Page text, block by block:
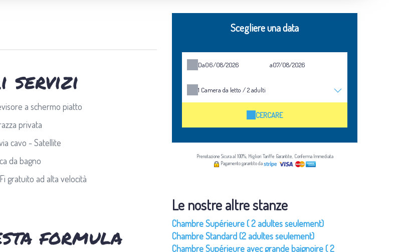
servizi
a schermo piatto
privata
cavo - Satellite
da bagno
gratuito ad alta velocità
formula
Scegliere una data
Da a
1 Camera da letto /2adulti
CERCARE
Prenotazione Sicura al 100%, Migliori Tariffe Garantite, Conferma Immediata
Pagamento garantito da
Le nostre altre stanze
Chambre Supérieure ( 2 adultes seulement)
Chambre Standard (2 adultes seulement)
Chambre Supérieure avec grande baignoire ( 2